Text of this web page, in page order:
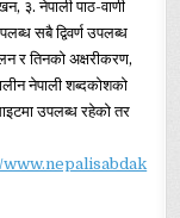
३. नेपाली पाठ-वाणी
सबै द्विवर्ण उपलब्ध
र तिनको अक्षरीकरण,
नेपाली शब्दकोशको
उपलब्ध रहेको तर